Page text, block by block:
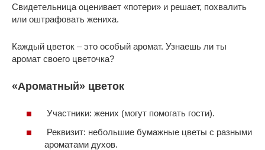
Свидетельница оценивает «потери» и решает, похвалить
или оштрафовать жениха.
Каждый цветок – это особый аромат. Узнаешь ли ты
аромат своего цветочка?
«Ароматный» цветок
Участники: жених (могут помогать гости).
Реквизит: небольшие бумажные цветы с разными
ароматами духов.